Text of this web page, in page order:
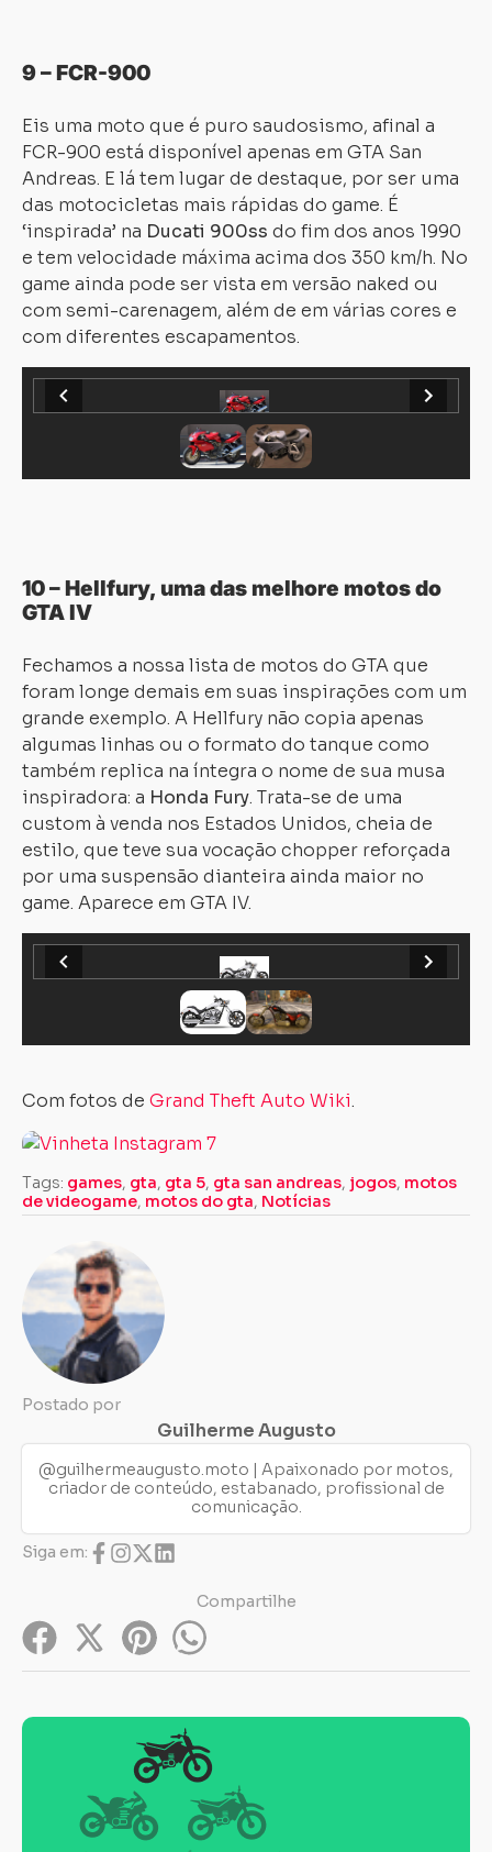
9 – FCR-900
Eis uma moto que é puro saudosismo, afinal a
FCR-900 está disponível apenas em GTA San
Andreas. E lá tem lugar de destaque, por ser uma
das motocicletas mais rápidas do game. É
‘inspirada’ na Ducati 900ss do fim dos anos 1990
e tem velocidade máxima acima dos 350 km/h. No
game ainda pode ser vista em versão naked ou
com semi-carenagem, além de em várias cores e
com diferentes escapamentos.
10 – Hellfury, uma das melhore motos do
GTA IV
Fechamos a nossa lista de motos do GTA que
foram longe demais em suas inspirações com um
grande exemplo. A Hellfury não copia apenas
algumas linhas ou o formato do tanque como
também replica na íntegra o nome de sua musa
inspiradora: a Honda Fury. Trata-se de uma
custom à venda nos Estados Unidos, cheia de
estilo, que teve sua vocação chopper reforçada
por uma suspensão dianteira ainda maior no
game. Aparece em GTA IV.
Com fotos de Grand Theft Auto Wiki.
Tags: games, gta, gta 5, gta san andreas, jogos, motos
de videogame, motos do gta, Notícias
Postado por
Guilherme Augusto
@guilhermeaugusto.moto | Apaixonado por motos,
criador de conteúdo, estabanado, profissional de
comunicação.
Siga em:
Compartilhe